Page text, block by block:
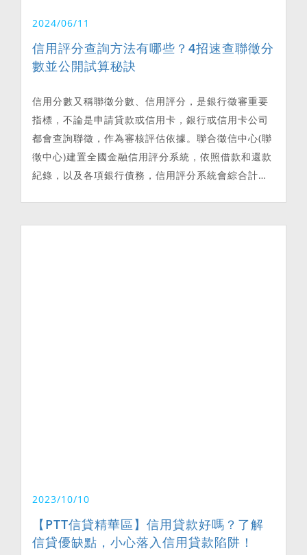
2024/06/11
信用評分查詢方法有哪些？4招速查聯徵分
數並公開試算秘訣
信用分數又稱聯徵分數、信用評分，是銀行徵審重要
指標，不論是申請貸款或信用卡，銀行或信用卡公司
都會查詢聯徵，作為審核評估依據。聯合徵信中心(聯
徵中心)建置全國金融信用評分系統，依照借款和還款
紀錄，以及各項銀行債務，信用評分系統會綜合計算
2023/10/10
【PTT信貸精華區】信用貸款好嗎？了解
信貸優缺點，小心落入信用貸款陷阱！